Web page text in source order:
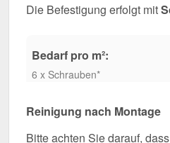
Die Befestigung erfolgt mit
Bedarf pro m²:
6 x Schrauben*
Reinigung nach Montage
Bitte achten Sie darauf,